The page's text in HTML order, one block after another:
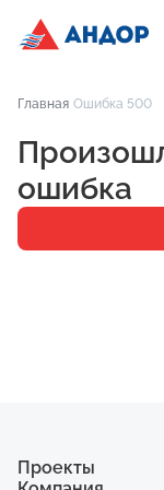
Проекты
Квартиры
Паркинг
Кладовые
Главная Ошибка 500
ошибка
Проекты